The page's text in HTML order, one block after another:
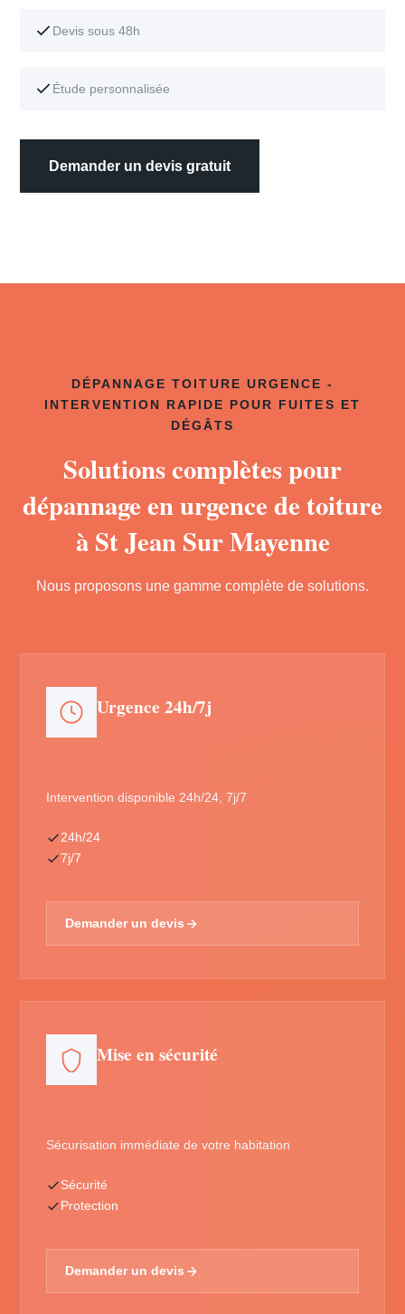
Devis sous 48h
Étude personnalisée
Demander un devis gratuit
DÉPANNAGE TOITURE URGENCE -
INTERVENTION RAPIDE POUR FUITES ET
DÉGÂTS
Solutions complètes pour
dépannage en urgence de toiture
à St Jean Sur Mayenne
Nous proposons une gamme complète de solutions.
Urgence 24h/7j
Intervention disponible 24h/24, 7j/7
24h/24
7j/7
Demander un devis
Mise en sécurité
Sécurisation immédiate de votre habitation
Sécurité
Protection
Demander un devis